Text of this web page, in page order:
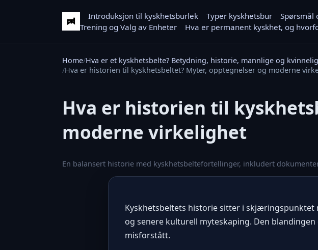
Introduksjon til kyskhetsburlek Typer kyskhetsbur Spørsmål
Trening og Valg av Enheter
Hva er permanent kyskhet, og
Home Hva er et kyskhetsbelte? Betydning, historie, mannlige og
Hva er historien til kyskhetsbeltet? Myter, opptegnelser og moderne
Hva er historien til
moderne virkelighet
En balansert historie med kyskhetsbeltefortellinger, inkludert
Kyskhetsbeltets historie sitter i
og senere kulturell myteskaping. Den
misforstått.